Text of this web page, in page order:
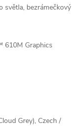
světla, bezrámečkový
610M Graphics
Grey), Czech /